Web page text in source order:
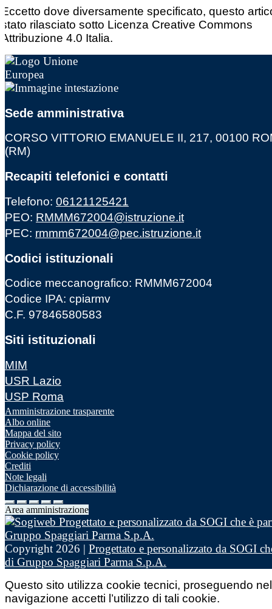
Eccetto dove diversamente specificato, questo
stato rilasciato sotto Licenza Creative Commons
Attribuzione 4.0 Italia.
Sede amministrativa
CORSO VITTORIO EMANUELE II, 217, 00100
(RM)
Recapiti telefonici e contatti
Telefono: 06121125421
PEO: RMMM672004@istruzione.it
PEC: rmmm672004@pec.istruzione.it
Codici istituzionali
Codice meccanografico: RMMM672004
Codice IPA: cpiarmv
C.F. 97846580583
Siti istituzionali
MIM
USR Lazio
USP Roma
Amministrazione trasparente
Albo online
Mappa del sito
Privacy policy
Cookie policy
Crediti
Note legali
Dichiarazione di accessibilità
Area amministrazione
Copyright 2026 | Progettato e personalizzato da SOGI
di Gruppo Spaggiari Parma S.p.A.
Questo sito utilizza cookie tecnici, proseguendo
navigazione accetti l’utilizzo di tali cookie.